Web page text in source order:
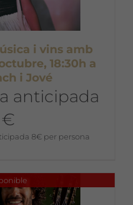
i vins amb
18:30h a
i Jové
anticipada
8€ per persona